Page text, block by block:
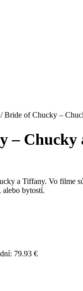
/Bride of Chucky –
– Chucky
a Tiffany. Vo filme
alebo bytostí.
79.93€